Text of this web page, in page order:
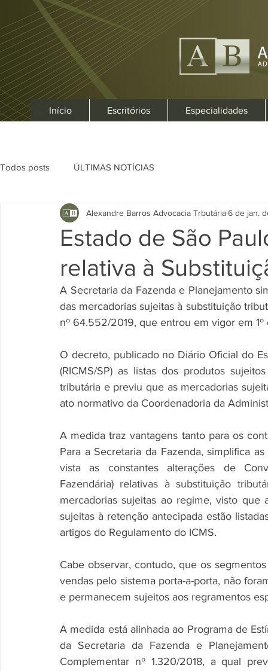
Início Escritórios Especialidades
Todos posts ÚLTIMAS NOTÍCIAS
Estado de São
relativa à
Alexandre Barros Advocacia Trbutária6 de jan.
A Secretaria da Fazenda e Planejamento
das mercadorias sujeitas à substituição
nº 64.552/2019, que entrou em vigor em
O decreto, publicado no Diário Oficial do
(RICMS/SP) as listas dos produtos
tributária e previu que as mercadorias
ato normativo da Coordenadoria da
A medida traz vantagens tanto para os
Para a Secretaria da Fazenda, simplifica
vista as constantes alterações de
Fazendária) relativas à substituição
mercadorias sujeitas ao regime, visto
sujeitas à retenção antecipada estão
artigos do Regulamento do ICMS.
Cabe observar, contudo, que os
vendas pelo sistema porta-a-porta, não
e permanecem sujeitos aos regramentos
A medida está alinhada ao Programa de
da Secretaria da Fazenda e
Complementar nº 1.320/2018, a qual